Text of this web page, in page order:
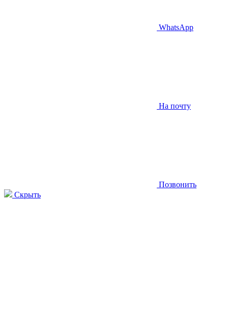
WhatsApp
На почту
Позвонить
Скрыть